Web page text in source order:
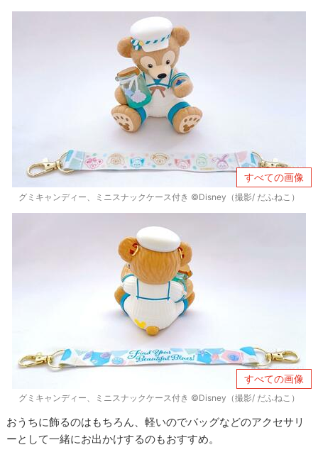
すべての画像
グミキャンディー、ミニスナックケース付き ©Disney（撮影/ だふねこ）
すべての画像
グミキャンディー、ミニスナックケース付き ©Disney（撮影/ だふねこ）
おうちに飾るのはもちろん、軽いのでバッグなどのアクセサリ
ーとして一緒にお出かけするのもおすすめ。